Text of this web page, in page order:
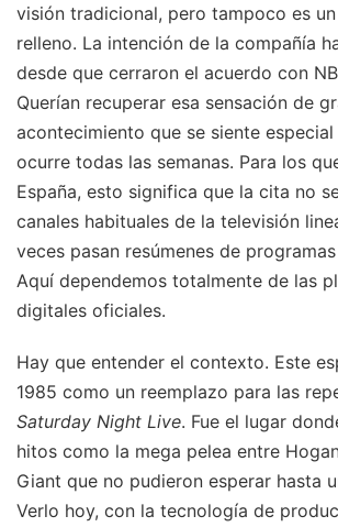
visión tradicional, pero tampoco es
relleno. La intención de la compañía
desde que cerraron el acuerdo con
Querían recuperar esa sensación de
acontecimiento que se siente
ocurre todas las semanas. Para los
España, esto significa que la cita no
canales habituales de la televisión
veces pasan resúmenes de
Aquí dependemos totalmente de las
digitales oficiales.
Hay que entender el contexto. Este
1985 como un reemplazo para las
Saturday Night Live. Fue el lugar
hitos como la mega pelea entre
Giant que no pudieron esperar hasta
Verlo hoy, con la tecnología de